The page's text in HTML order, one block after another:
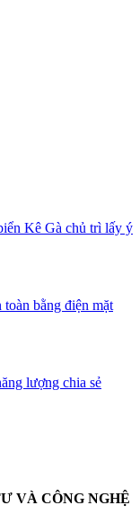
Kê Gà chủ trì lấy ý
bằng điện mặt
lượng chia sẻ
VÀ CÔNG NGHỆ